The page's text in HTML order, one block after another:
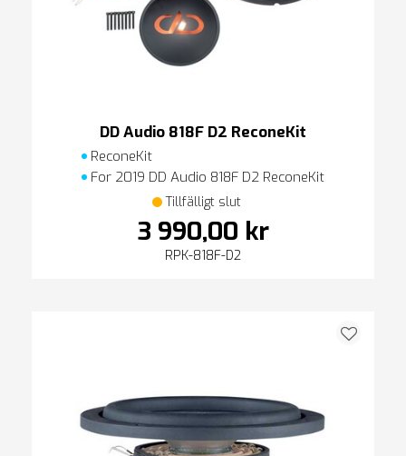
DD Audio 818F D2 ReconeKit
ReconeKit
For 2019 DD Audio 818F D2 ReconeKit
Tillfälligt slut
3 990,00 kr
RPK-818F-D2